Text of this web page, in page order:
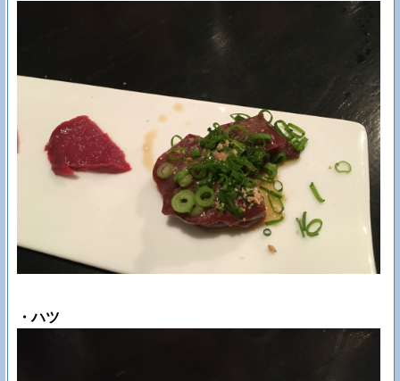
・ハツ